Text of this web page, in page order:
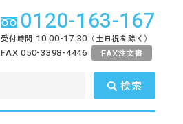
0120-163-167
受付時間 10:00-17:30 （土日祝を除く）
FAX 050-3398-4446 FAX注文書
検索